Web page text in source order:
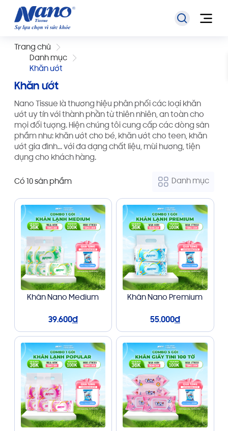
Trang chủ
Danh mục
Khăn ướt
Khăn ướt
Nano Tissue là thương hiệu phân phối các loại khăn
ướt uy tín với thành phần từ thiên nhiên, an toàn cho
mọi đối tượng. Hiện chúng tôi cung cấp các dòng sản
phẩm như: khăn ướt cho bé, khăn ướt cho teen, khăn
ướt gia đình... với đa dạng chất liệu, mùi hương, tiện
dụng cho khách hàng.
Có 10 sản phẩm Danh mục
Khăn Nano Medium
39.600đ
Khăn Nano Premium
55.000đ